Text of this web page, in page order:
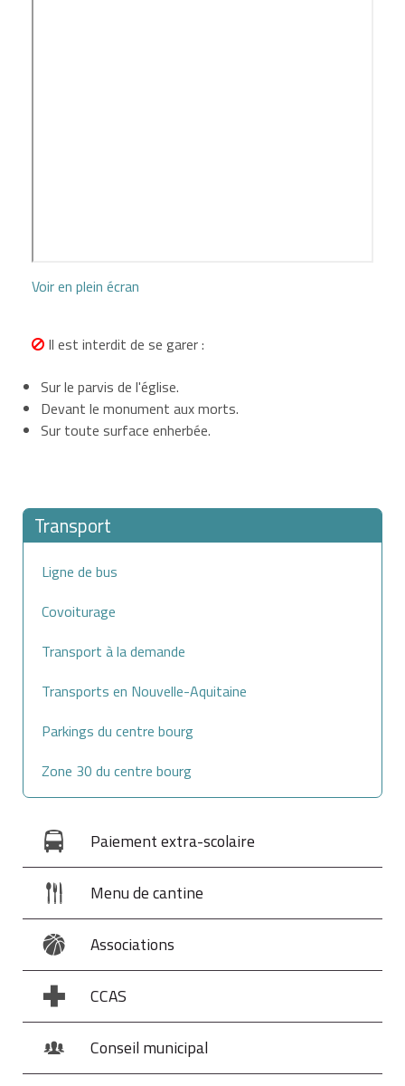
Voir en plein écran
Il est interdit de se garer :
Sur le parvis de l'église.
Devant le monument aux morts.
Sur toute surface enherbée.
Transport
Ligne de bus
Covoiturage
Transport à la demande
Transports en Nouvelle-Aquitaine
Parkings du centre bourg
Zone 30 du centre bourg
Paiement extra-scolaire
Menu de cantine
Associations
CCAS
Conseil municipal